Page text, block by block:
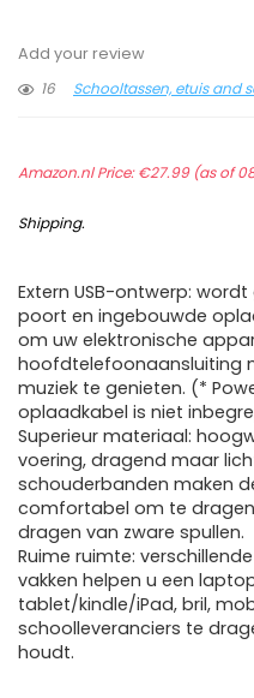
Add your review
16
Schooltassen, etuis and
Amazon.nl Price:€27.99(as of
Shipping.
Extern USB-ontwerp:
poort en ingebouwde
om uw elektronische
hoofdtelefoonaansluiting
muziek te genieten. (*
oplaadkabel is niet
Superieur materiaal:
voering, dragend maar
schouderbanden maken
comfortabel om te
dragen van zware spullen.
Ruime ruimte:
vakken helpen u een
tablet/kindle/iPad, bril,
schoolleveranciers te
houdt.